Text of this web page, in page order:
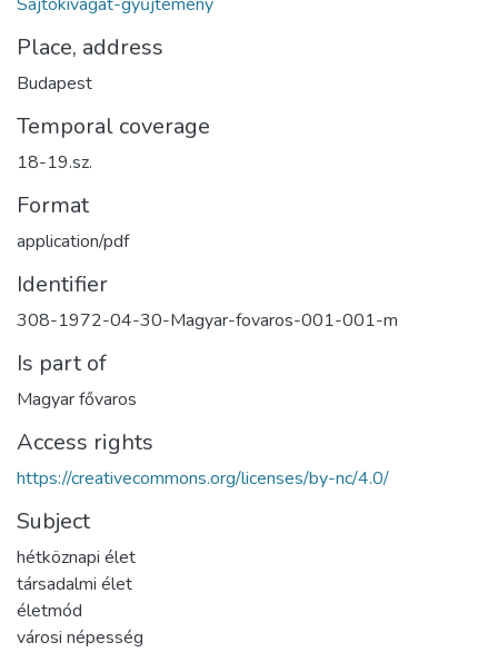
Place, address
Budapest
Temporal coverage
18-19.sz.
Format
application/pdf
Identifier
308-1972-04-30-Magyar-fovaros-001-001-m
Is part of
Magyar fővaros
Access rights
https://creativecommons.org/licenses/by-nc/4.0/
Subject
hétköznapi élet
társadalmi élet
életmód
városi népesség